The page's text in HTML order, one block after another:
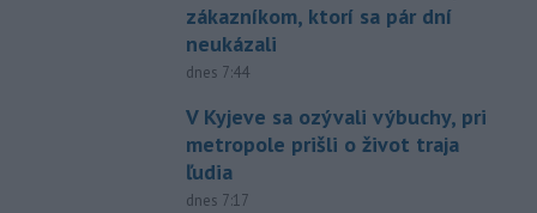
zákazníkom, ktorí sa pár dní
neukázali
dnes 7:44
V Kyjeve sa ozývali výbuchy, pri
metropole prišli o život traja
ľudia
dnes 7:17